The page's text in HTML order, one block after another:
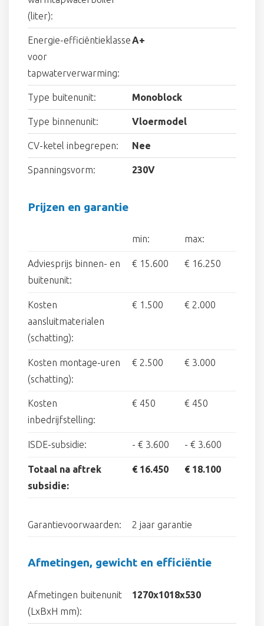
(liter):
Energie-efficiëntieklasse
voor
tapwaterverwarming:
A+
Type buitenunit: Monoblock
Type binnenunit: Vloermodel
CV-ketel inbegrepen: Nee
Spanningsvorm: 230V
Prijzen en garantie
min: max:
Adviesprijs binnen- en
buitenunit:
€ 15.600 € 16.250
Kosten
aansluitmaterialen
(schatting):
€ 1.500 € 2.000
Kosten montage-uren
(schatting):
€ 2.500 € 3.000
Kosten
inbedrijfstelling:
€ 450 € 450
ISDE-subsidie: - € 3.600 - € 3.600
Totaal na aftrek
subsidie:
€ 16.450 € 18.100
Garantievoorwaarden: 2 jaar garantie
Afmetingen, gewicht en efficiëntie
Afmetingen buitenunit
(LxBxH mm):
1270x1018x530